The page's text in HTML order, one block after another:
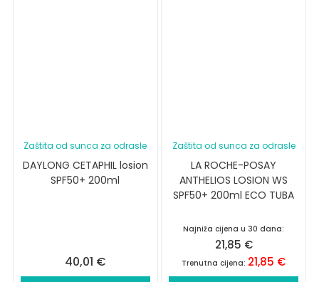
Zaštita od sunca za odrasle
DAYLONG CETAPHIL losion
SPF50+ 200ml
40,01 €
Zaštita od sunca za odrasle
LA ROCHE-POSAY
ANTHELIOS LOSION WS
SPF50+ 200ml ECO TUBA
Najniža cijena u 30 dana:
21,85 €
Trenutna cijena: 21,85 €